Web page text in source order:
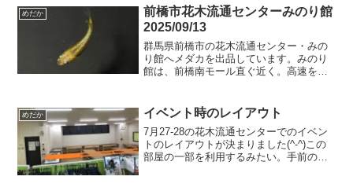
ェアースアイ（若魚）ミッドナイトフリ
ル体外光タイプミッドナ...
めだか
前橋市花木流通センターみのり館
2025/09/13
群馬県前橋市の花木流通センター・みの
り館へメダカを出品しています。みのり
館は、前橋南モール直ぐ近く。高速を挟
ど）菊虎血統白ブチラメ幹之サファイア
系黒勝ちタイプの若魚墨...
めだか イベント時のレイアウト
7月27-28の花木流通センターでのイベン
トのレイアウトが決まりました(^-^)この
部屋の一部を利用するみたい。手前の蛍